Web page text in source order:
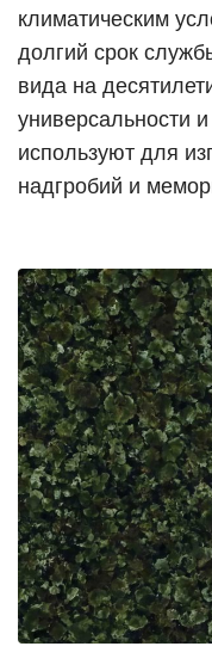
климатическим
долгий срок
вида на
универсальности и
используют для
надгробий и